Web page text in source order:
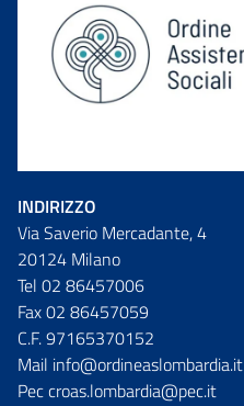
INDIRIZZO
Via Saverio Mercadante, 4
20124 Milano
Tel 02 86457006
Fax 02 86457059
C.F. 97165370152
Mail info@ordineaslombardia.it
Pec croas.lombardia@pec.it